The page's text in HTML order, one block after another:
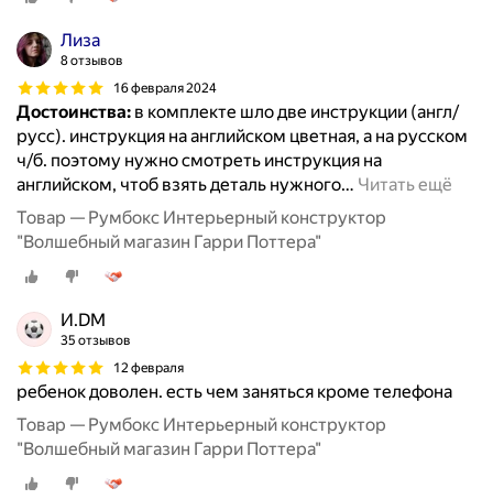
Лиза
8 отзывов
16 февраля 2024
Достоинства: в комплекте шло две инструкции (англ/
русс). инструкция на английском цветная, а на русском
ч/б. поэтому нужно смотреть инструкция на
английском, чтоб взять деталь нужного… Читать ещё
Товар — Румбокс Интерьерный конструктор
"Волшебный магазин Гарри Поттера"
И.DM
35 отзывов
12 февраля
ребенок доволен. есть чем заняться кроме телефона
Товар — Румбокс Интерьерный конструктор
"Волшебный магазин Гарри Поттера"